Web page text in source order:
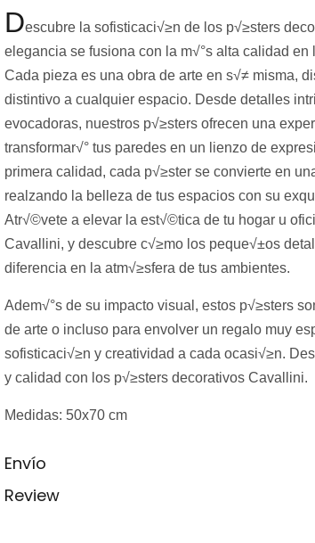
Descubre la sofisticaci√≥n de los p√≥sters
elegancia se fusiona con la m√°s alta calidad
Cada pieza es una obra de arte en s√≠ misma,
distintivo a cualquier espacio. Desde detalles
evocadoras, nuestros p√≥sters ofrecen una
transformar√° tus paredes en un lienzo de
primera calidad, cada p√≥ster se convierte en
realzando la belleza de tus espacios con su
Atr√©vete a elevar la est√©tica de tu hogar u
Cavallini, y descubre c√≥mo los peque√±os
diferencia en la atm√≥sfera de tus ambientes.
Adem√°s de su impacto visual, estos p√≥sters
de arte o incluso para envolver un regalo muy
sofisticaci√≥n y creatividad a cada ocasi√≥n.
y calidad con los p√≥sters decorativos Cavallini.
Medidas: 50x70 cm
Envío
Review